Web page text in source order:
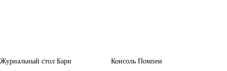
Журнальный стол Бари Консоль Помпеи